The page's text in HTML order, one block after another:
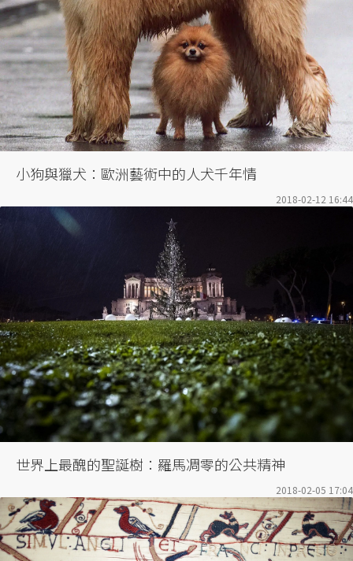
小狗與獵犬：歐洲藝術中的人犬千年情
2018-02-12 16:44
世界上最醜的聖誕樹：羅馬凋零的公共精神
2018-02-05 17:04